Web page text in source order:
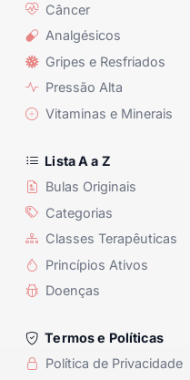
Câncer
Analgésicos
Gripes e Resfriados
Pressão Alta
Vitaminas e Minerais
Lista A a Z
Bulas Originais
Categorias
Classes Terapêuticas
Princípios Ativos
Doenças
Termos e Políticas
Política de Privacidade